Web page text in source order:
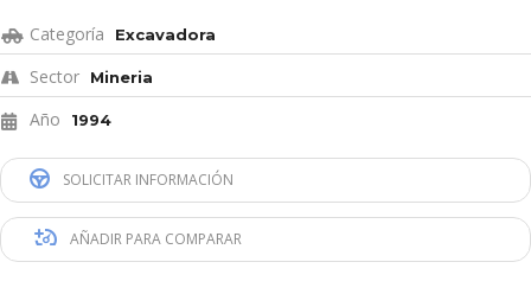
Categoría Excavadora
Sector Mineria
Año 1994
SOLICITAR INFORMACIÓN
AÑADIR PARA COMPARAR